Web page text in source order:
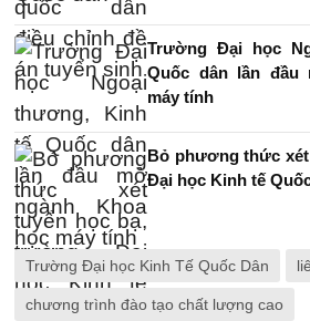
Trường Đại học
Quốc dân lần đầu
máy tính
Bỏ phương thức
Đại học Kinh tế
Trường Đại học Kinh Tế Quốc Dân
chương trình đào tạo chất lượng cao